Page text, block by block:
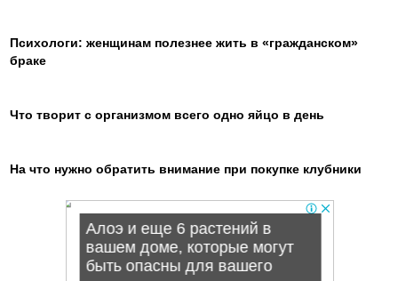
Психологи: женщинам полезнее жить в «гражданском»
браке
Что творит с организмом всего одно яйцо в день
На что нужно обратить внимание при покупке клубники